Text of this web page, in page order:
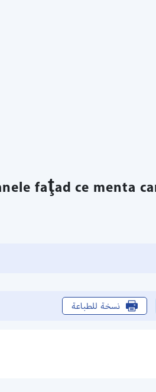
faţad ce menta
نسخة للطباعة